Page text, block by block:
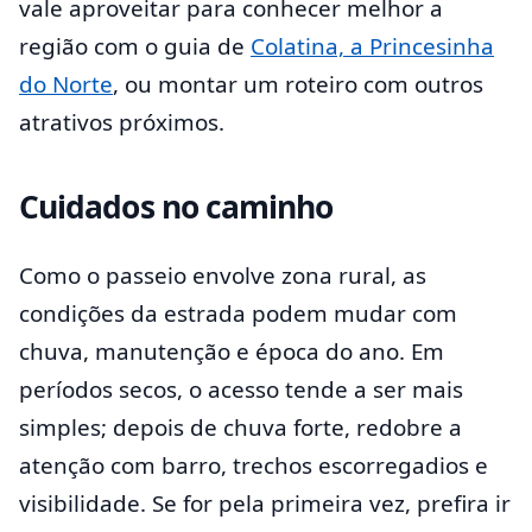
vale aproveitar para conhecer melhor a
região com o guia de Colatina, a Princesinha
do Norte, ou montar um roteiro com outros
atrativos próximos.
Cuidados no caminho
Como o passeio envolve zona rural, as
condições da estrada podem mudar com
chuva, manutenção e época do ano. Em
períodos secos, o acesso tende a ser mais
simples; depois de chuva forte, redobre a
atenção com barro, trechos escorregadios e
visibilidade. Se for pela primeira vez, prefira ir